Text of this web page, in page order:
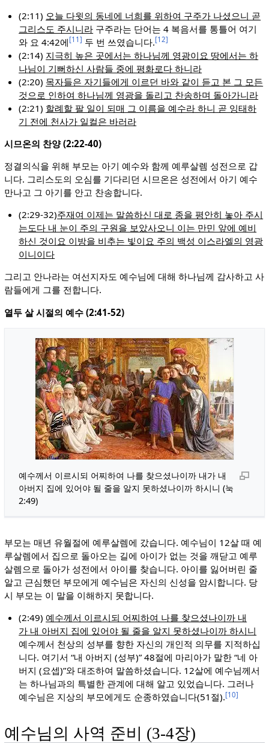
(2:11) 오늘 다윗의 동네에 너희를 위하여 구주가 나셨으니 곧
그리스도 주시니라 구주라는 단어는 4 복음서를 통틀어 여기
와 요 4:42에 [11] 두 번 쓰였습니다.[12]
(2:14) 지극히 높은 곳에서는 하나님께 영광이요 땅에서는 하
나님이 기뻐하신 사람들 중에 평화로다 하니라
(2:20) 목자들은 자기들에게 이르던 바와 같이 듣고 본 그 모든
것으로 인하여 하나님께 영광을 돌리고 찬송하며 돌아가니라
(2:21) 할례할 팔 일이 되매 그 이름을 예수라 하니 곧 잉태하
기 전에 천사가 일컬은 바러라
시므온의 찬양 (2:22-40)
정결의식을 위해 부모는 아기 예수와 함께 예루살렘 성전으로 갑
니다. 그리스도의 오심를 기다리던 시므온은 성전에서 아기 예수
만나고 그 아기를 안고 찬송합니다.
(2:29-32)주재여 이제는 말씀하신 대로 종을 평안히 놓아 주시
는도다 내 눈이 주의 구원을 보았사오니 이는 만민 앞에 예비
하신 것이요 이방을 비추는 빛이요 주의 백성 이스라엘의 영광
이니이다
그리고 안나라는 여선지자도 예수님에 대해 하나님께 감사하고 사
람들에게 그를 전합니다.
열두 살 시절의 예수 (2:41-52)
예수께서 이르시되 어찌하여 나를 찾으셨나이까 내가 내
아버지 집에 있어야 될 줄을 알지 못하셨나이까 하시니 (눅
2:49)
부모는 매년 유월절에 예루살렘에 갔습니다. 예수님이 12살 때 예
루살렘에서 집으로 돌아오는 길에 아이가 없는 것을 깨닫고 예루
살렘으로 돌아가 성전에서 아이를 찾습니다. 아이를 잃어버린 줄
알고 근심했던 부모에게 예수님은 자신의 신성을 암시합니다. 당
시 부모는 이 말을 이해하지 못합니다.
(2:49)예수께서 이르시되 어찌하여 나를 찾으셨나이까 내
가 내 아버지 집에 있어야 될 줄을 알지 못하셨나이까 하시니
예수께서 천상의 성부를 향한 자신의 개인적 의무를 지적하십
니다. 여기서 “내 아버지 (성부)” 48절에 마리아가 말한 “네 아
버지 (요셉)”와 대조하여 말씀하셨습니다. 12살에 예수님께서
는 하나님과의 특별한 관계에 대해 알고 있었습니다. 그러나
예수님은 지상의 부모에게도 순종하였습니다(51절).[10]
예수님의 사역 준비 (3-4장)